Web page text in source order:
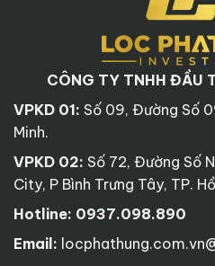
CÔNG TY TNHH ĐẦU
VPKD 01: Số 09, Đường Số
Minh.
VPKD 02: Số 72, Đường Số
City, P Bình Trưng Tây, TP.
Hotline: 0937.098.890
Email: